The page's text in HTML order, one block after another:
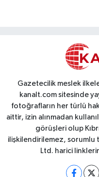
Gazetecilik meslek
kanalt.com sitesinde
fotoğrafların her türlü
aittir, izin alınmadan
görüşleri olup
ilişkilendirilemez, sorumlu
Ltd. harici